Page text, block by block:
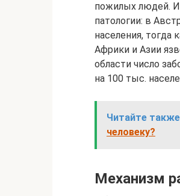
пожилых людей.
патологии: в
населения, тогда
Африки и Азии
области число
на 100 тыс.
Читайте
человеку?
Механизм